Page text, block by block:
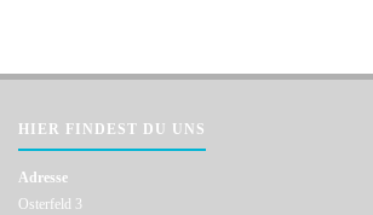
HIER FINDEST DU UNS
Adresse
Osterfeld 3